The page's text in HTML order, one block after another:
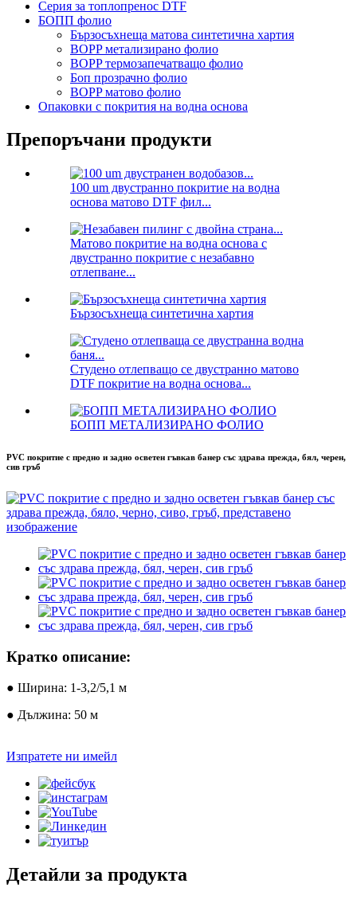
Серия за топлопренос DTF
БОПП фолио
Бързосъхнеща матова синтетична хартия
BOPP метализирано фолио
BOPP термозапечатващо фолио
Боп прозрачно фолио
BOPP матово фолио
Опаковки с покрития на водна основа
Препоръчани продукти
100 um двустранно покритие на водна
основа матово DTF фил...
Матово покритие на водна основа с
двустранно покритие с незабавно
отлепване...
Бързосъхнеща синтетична хартия
Студено отлепващо се двустранно матово
DTF покритие на водна основа...
БОПП МЕТАЛИЗИРАНО ФОЛИО
PVC покритие с предно и задно осветен гъвкав банер със здрава прежда, бял, черен,
сив гръб
Кратко описание:
● Ширина: 1-3,2/5,1 м
● Дължина: 50 м
Изпратете ни имейл
Детайли за продукта